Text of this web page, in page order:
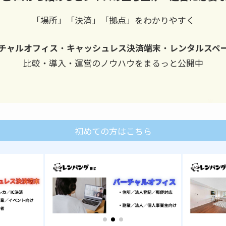
「場所」「決済」「拠点」をわかりやすく
ャルオフィス ・ キャッシュレス決済端末 ・ レンタルスペ
比較・導入・運営のノウハウをまるっと公開中
初めての方はこちら